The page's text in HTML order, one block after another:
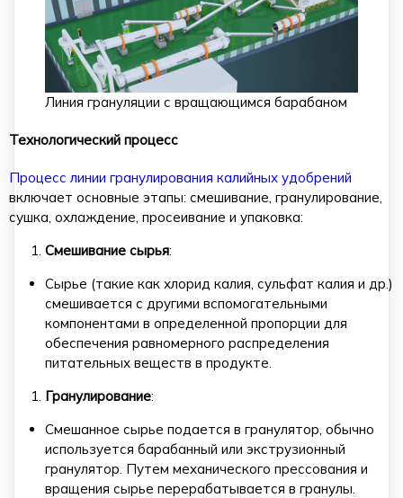
Линия грануляции с вращающимся барабаном
Технологический процесс
Процесс линии гранулирования калийных удобрений
включает основные этапы: смешивание, гранулирование,
сушка, охлаждение, просеивание и упаковка:
Смешивание сырья:
Сырье (такие как хлорид калия, сульфат калия и др.)
смешивается с другими вспомогательными
компонентами в определенной пропорции для
обеспечения равномерного распределения
питательных веществ в продукте.
Гранулирование:
Смешанное сырье подается в гранулятор, обычно
используется барабанный или экструзионный
гранулятор. Путем механического прессования и
вращения сырье перерабатывается в гранулы.